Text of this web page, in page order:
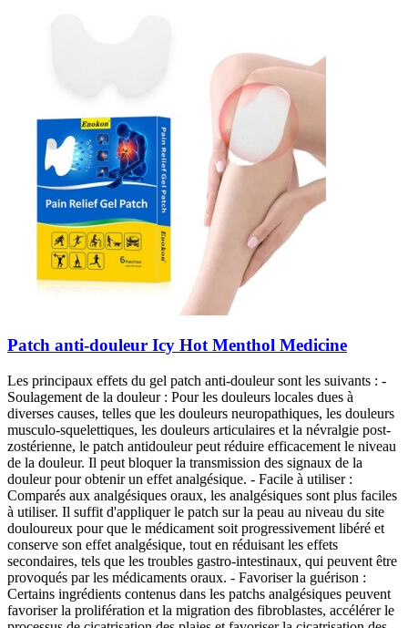
Patch anti-douleur Icy Hot Menthol Medicine
Les principaux effets du gel patch anti-douleur sont les suivants : -
Soulagement de la douleur : Pour les douleurs locales dues à
diverses causes, telles que les douleurs neuropathiques, les douleurs
musculo-squelettiques, les douleurs articulaires et la névralgie post-
zostérienne, le patch antidouleur peut réduire efficacement le niveau
de la douleur. Il peut bloquer la transmission des signaux de la
douleur pour obtenir un effet analgésique. - Facile à utiliser :
Comparés aux analgésiques oraux, les analgésiques sont plus faciles
à utiliser. Il suffit d'appliquer le patch sur la peau au niveau du site
douloureux pour que le médicament soit progressivement libéré et
conserve son effet analgésique, tout en réduisant les effets
secondaires, tels que les troubles gastro-intestinaux, qui peuvent être
provoqués par les médicaments oraux. - Favoriser la guérison :
Certains ingrédients contenus dans les patchs analgésiques peuvent
favoriser la prolifération et la migration des fibroblastes, accélérer le